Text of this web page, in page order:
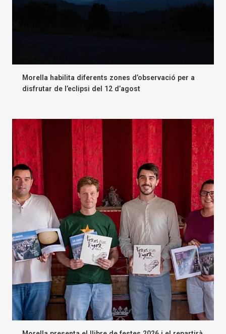
Morella habilita diferents zones d’observació per a
disfrutar de l’eclipsi del 12 d’agost